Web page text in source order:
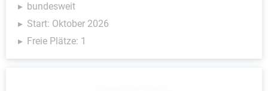
bundesweit
Start: Oktober 2026
Freie Plätze: 1